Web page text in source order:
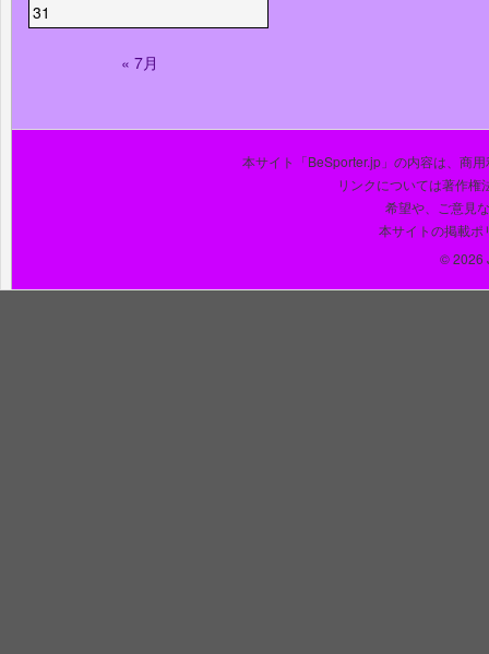
31
« 7月
本サイト「BeSporter.jp」の内容は、商
リンクについては著作権
希望や、ご意見
本サイトの掲載ポ
© 2026